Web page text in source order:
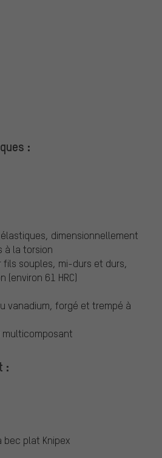
:
dimensionnellement
à la torsion
souples, mi-durs et durs,
(environ 61 HRC)
vanadium, forgé et trempé à
multicomposant
:
bec plat Knipex